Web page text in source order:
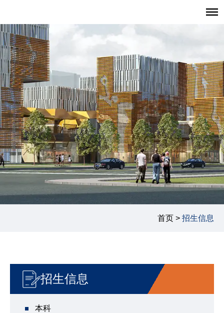
首页
招生报考
职业发展
学生发展
学生活动
学生风采
首页 > 招生信息
招生信息
本科